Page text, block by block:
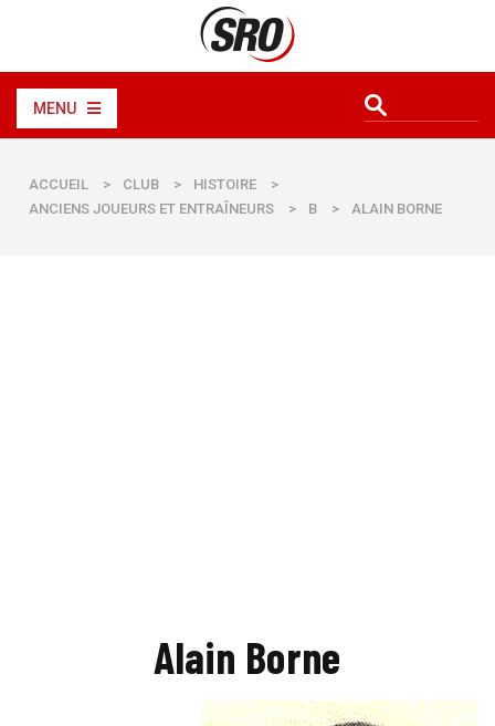
MENU
ACCUEIL > CLUB > HISTOIRE
>
ANCIENS JOUEURS ET ENTRAÎNEURS
> B > ALAIN BORNE
Alain Borne